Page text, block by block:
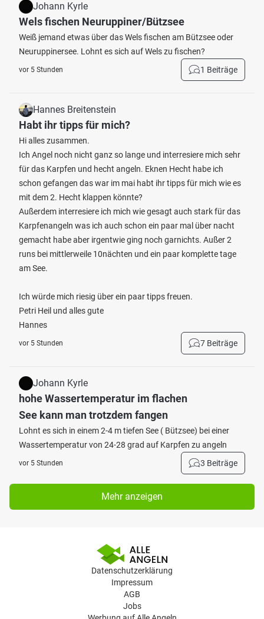
Johann Kyrle
Wels fischen Neuruppiner/Bützsee
Weiß jemand etwas über das Wels fischen am Bützsee oder
Neuruppinersee. Lohnt es sich auf Wels zu fischen?
vor 5 Stunden 1 Beiträge
Hannes Breitenstein
Habt ihr tipps für mich?
Hi alles zusammen.
Ich Angel noch nicht ganz so lange und interresiere mich sehr
für das Karpfen und hecht angeln. Eknen Hecht habe ich
schon gefangen das war im mai habt ihr tipps für mich wie es
mit dem 2. Hecht klappen könnte?
Außerdem interresiere ich mich wie gesagt auch stark für das
Karpfenangeln was ich auch schon ein paar mal über nacht
gemacht habe aber irgentwie ging noch garnichts. Außer 2
runs bei mittlerweile 10nächten und ein paar komplette tage
am See.
Ich würde mich riesig über ein paar tipps freuen.
Petri Heil und alles gute
Hannes
vor 5 Stunden 7 Beiträge
Johann Kyrle
hohe Wassertemperatur im flachen
See kann man trotzdem fangen
Lohnt es sich in einem 2-4 m tiefen See ( Bützsee) bei einer
Wassertemperatur von 24-28 grad auf Karpfen zu angeln
vor 5 Stunden 3 Beiträge
Mehr anzeigen
Datenschutzerklärung
Impressum
AGB
Jobs